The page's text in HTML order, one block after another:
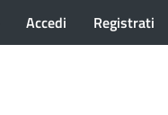
Accedi Registrati